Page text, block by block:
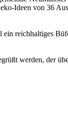
Ideen von 36
ein reichhaltiges
werden, der